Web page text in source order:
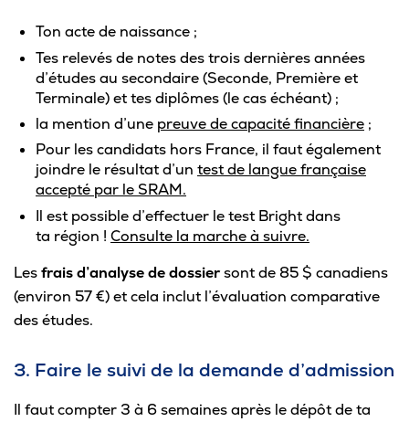
Ton acte de naissance ;
Tes relevés de notes des trois dernières années
d’études au secondaire (Seconde, Première et
Terminale) et tes diplômes (le cas échéant) ;
la mention d’une preuve de capacité financière ;
Pour les candidats hors France, il faut également
joindre le résultat d’un test de langue française
accepté par le SRAM.
Il est possible d’effectuer le test Bright dans
ta région ! Consulte la marche à suivre.
Lesfrais d’analyse de dossiersont de 85 $ canadiens
(environ 57 €) et cela inclut l’évaluation comparative
des études.
3. Faire le suivi de la demande d’admission
Il faut compter 3 à 6 semaines après le dépôt de ta